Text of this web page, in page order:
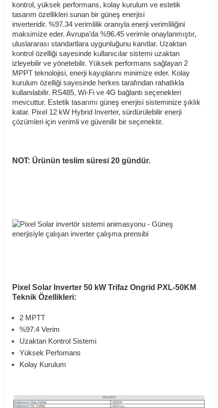
kontrol, yüksek performans, kolay kurulum ve estetik
tasarım özellikleri sunan bir güneş enerjisi
inverteridir. %97.34 verimlilik oranıyla enerji verimliliğini
maksimize eder. Avrupa’da %96.45 verimle onaylanmıştır,
uluslararası standartlara uygunluğunu kanıtlar. Uzaktan
kontrol özelliği sayesinde kullanıcılar sistemi uzaktan
izleyebilir ve yönetebilir. Yüksek performans sağlayan 2
MPPT teknolojisi, enerji kayıplarını minimize eder. Kolay
kurulum özelliği sayesinde herkes tarafından rahatlıkla
kullanılabilir. RS485, Wi-Fi ve 4G bağlantı seçenekleri
mevcuttur. Estetik tasarımı güneş enerjisi sisteminize şıklık
katar. Pixel 12 kW Hybrid Inverter, sürdürülebilir enerji
çözümleri için verimli ve güvenilir bir seçenektir.
NOT: Ürünün teslim süresi 20 gündür.
Pixel Solar Inverter 50 kW Trifaz Ongrid PXL-50KM
Teknik Özellikleri:
2 MPTT
%97.4 Verim
Uzaktan Kontrol Sistemi
Yüksek Perfomans
Kolay Kurulum